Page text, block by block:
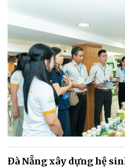
Đà Nẵng xây dựng hệ